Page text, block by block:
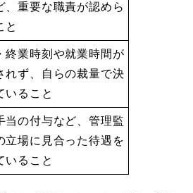
、重要な職責が認めら
と
終業時刻や就業時間が
れず、自らの裁量で決
いること
当の付与など、管理監
立場に見合った待遇を
いること